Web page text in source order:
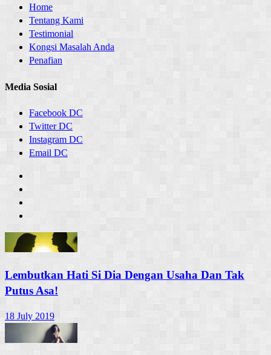
Home
Tentang Kami
Testimonial
Kongsi Masalah Anda
Penafian
Media Sosial
Facebook DC
Twitter DC
Instagram DC
Email DC
Lembutkan Hati Si Dia Dengan Usaha Dan Tak
Putus Asa!
18 July 2019